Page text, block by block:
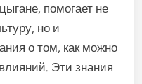
помогает не
но и
о том, как можно
Эти знания